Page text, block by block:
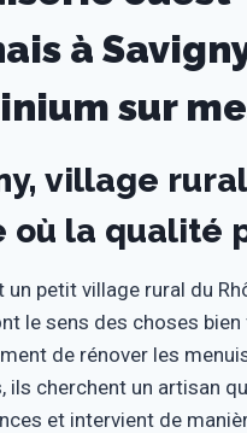
à
sur
village
où la qualité
un petit village rural du
le sens des choses bien
de rénover les
ils cherchent un artisan
et intervient de